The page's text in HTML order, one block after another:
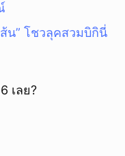
น” โชวลุคสวมบิกินี่
เลย?